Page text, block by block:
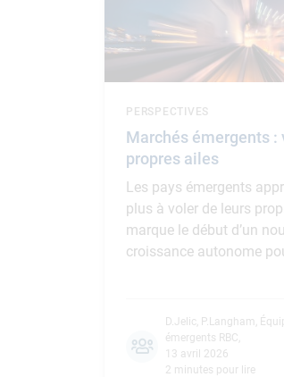
Marchés émergents :
propres ailes
PERSPECTIVES
Les pays émergents
plus à voler de leurs
marque le début d’un
croissance autonome
D.Jelic , P.Langham ,
émergents RBC,
13 avril 2026
2 minutes pour lire